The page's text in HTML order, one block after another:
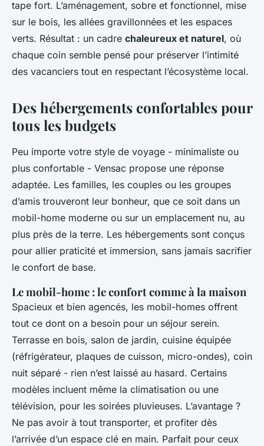
tape fort. L’aménagement, sobre et fonctionnel, mise
sur le bois, les allées gravillonnées et les espaces
verts. Résultat : un cadre chaleureux et naturel, où
chaque coin semble pensé pour préserver l’intimité
des vacanciers tout en respectant l’écosystème local.
Des hébergements confortables pour
tous les budgets
Peu importe votre style de voyage - minimaliste ou
plus confortable - Vensac propose une réponse
adaptée. Les familles, les couples ou les groupes
d’amis trouveront leur bonheur, que ce soit dans un
mobil-home moderne ou sur un emplacement nu, au
plus près de la terre. Les hébergements sont conçus
pour allier praticité et immersion, sans jamais sacrifier
le confort de base.
Le mobil-home : le confort comme à la maison
Spacieux et bien agencés, les mobil-homes offrent
tout ce dont on a besoin pour un séjour serein.
Terrasse en bois, salon de jardin, cuisine équipée
(réfrigérateur, plaques de cuisson, micro-ondes), coin
nuit séparé - rien n’est laissé au hasard. Certains
modèles incluent même la climatisation ou une
télévision, pour les soirées pluvieuses. L’avantage ?
Ne pas avoir à tout transporter, et profiter dès
l’arrivée d’un espace clé en main. Parfait pour ceux